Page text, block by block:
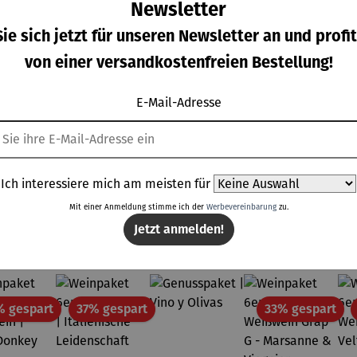
r |
Verkaufspreis:
r | Vino
Black
89,99 €
Weinset
Elegant 5-
Topseller der Kategorie Weine
gespartRabatt37% gespartRabatt 33% gespart
Newsletter
sich jetzt für unseren Newsletter an und
von einer versandkostenfreien Bestellung!
E-Mail-Adresse
Ich interessiere mich am meisten für
Mit einer Anmeldung stimme ich der Werbevereinbarungzu.
Jetzt anmelden!